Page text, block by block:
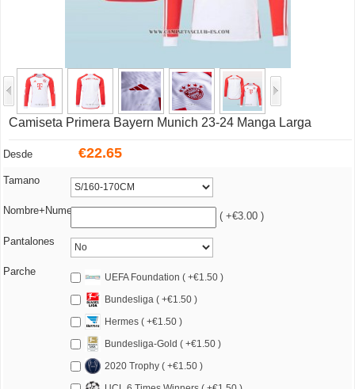
Camiseta Primera Bayern Munich 23-24 Manga Larga
Desde €22.65
Tamano
Nombre+Numero ( +€3.00 )
Pantalones
Parche
UEFA Foundation ( +€1.50 )
Bundesliga ( +€1.50 )
Hermes ( +€1.50 )
Bundesliga-Gold ( +€1.50 )
2020 Trophy ( +€1.50 )